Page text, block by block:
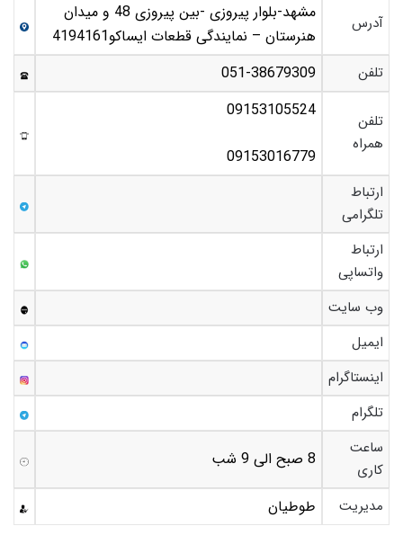
آدرس
مشهد-بلوار پیروزی -بین پیروزی 48 و میدان
هنرستان – نمایندگی قطعات ایساکو4194161
تلفن 051-38679309
تلفن
همراه
09153105524
09153016779
ارتباط
تلگرامی
ارتباط
واتساپی
وب سایت
ایمیل
اینستاگرام
تلگرام
ساعت
کاری
8 صبح الی 9 شب
مدیریت طوطیان